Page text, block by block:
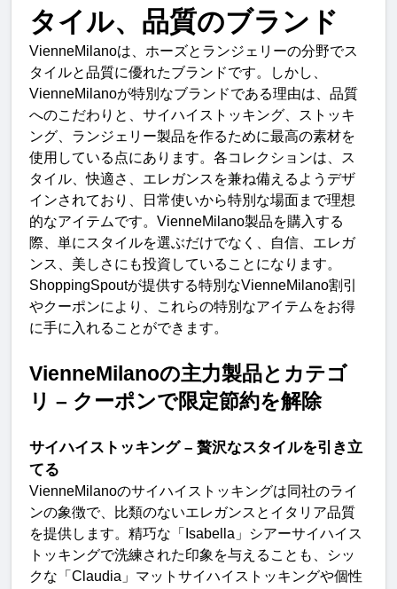
タイル、品質のブラン ド
VienneMilanoは、ホーズとランジェリーの分野でス
タイルと品質に優れたブランドです。しかし、
VienneMilanoが特別なブランドである理由は、品質
へのこだわりと、サイハイストッキング、ストッキ
ング、ランジェリー製品を作るために最高の素材を
使用している点にあります。各コレクションは、ス
タイル、快適さ、エレガンスを兼ね備えるようデザ
インされており、日常使いから特別な場面まで理想
的なアイテムです。 VienneMilano製品を購入する
際、単にスタイルを選ぶだけでなく、自信、エレガ
ンス、美しさにも投資していることになります。
ShoppingSpoutが提供する特別なVienneMilano割引
やクーポンにより、これらの特別なアイテムをお得
に手に入れることができます。
VienneMilanoの主力製品とカテゴ
リ – クーポンで限定節約を解除
サイハイストッキング– 贅沢なスタイルを引き立
てる
VienneMilanoのサイハイストッキングは同社のライ
ンの象徴で、比類のないエレガンスとイタリア品質
を提供します。精巧な「 Isabella 」シアーサイハイス
トッキングで洗練された印象を与えることも、シッ
クな「 Claudia 」マットサイハイストッキングや個性